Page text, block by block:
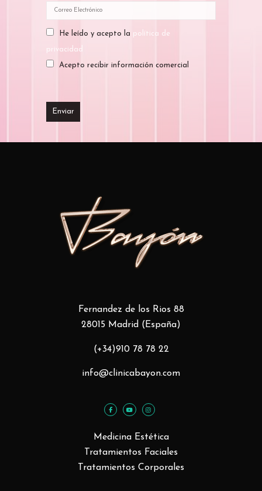
He leído y acepto la política de
privacidad
Acepto recibir información comercial
Fernandez de los Rios 88
28015 Madrid (España)
(+34)910 78 78 22
info@clinicabayon.com
Medicina Estética
Tratamientos Faciales
Tratamientos Corporales